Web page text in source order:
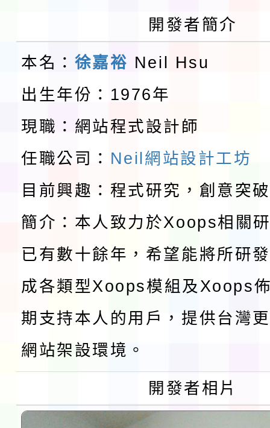
第3次招考代課鐘點教
告(不再辦理後續甄選)
檢送「桃園市115學年
賽實施要點」1份
本市「115學年度學生
程安排一案
「桃園市補助參觀特色
展演活動實施計畫」
請一案
教育部校安中心白海豚
報
淨零綠領人才培育課程
檢送桃園市115學年度
及師生本土語及新住民
實施要點各1份
115年食農教育專業人
程
函轉國家通訊傳播委員
鎮韌性（防空）演習－
「115年金融知識線上
法」
本校115學年度第1學
第3次招考代課鐘點教
告(不再辦理後續甄選)
檢送「桃園市115學年
賽實施要點」1份
本市「115學年度學生
開發者簡介
本名： 徐嘉裕 Neil Hsu
出生年份：1976年
現職：網站程式設計師
任職公司： Neil網站設計工坊
目前興趣：程式研究，創意突
簡介：本人致力於Xoops相關
已有數十餘年，希望能將所研
成各類型Xoops模組及Xoops
期支持本人的用戶，提供台灣
網站架設環境。
開發者相片